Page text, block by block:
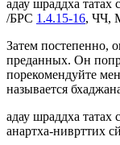
адау шраддха татах
/БРС 1.4.15-16, ЧЧ,
Затем постепенно,
преданных. Он
порекомендуйте
называется
адау шраддха татах
анартха-ниврттих